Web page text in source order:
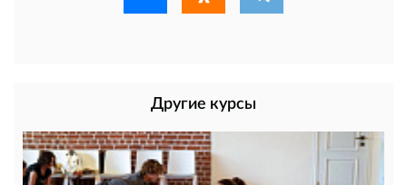
Другие курсы